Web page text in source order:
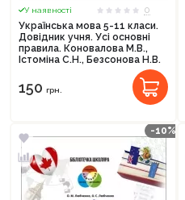
У наявності
0
Українська мова 5-11 класи.
Довідник учня. Усі основні
правила. Коновалова М.В.,
Істоміна С.Н., Безсонова Н.В.
150 грн.
-10%